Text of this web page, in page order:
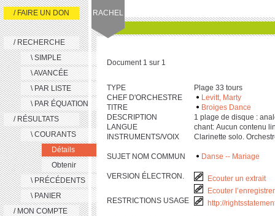
RACHEL
/ FAIRE UN DON
/ RECHERCHE
\ SIMPLE
\ AVANCÉE
\ PAR LISTE
\ PAR ÉQUATION
/ RÉSULTATS
\ COURANTS
Détails
Obtenir
\ PRÉCÉDENTS
\ PANIER
/ MON COMPTE
Document 1 sur 1
TYPE
Plage 33 tours
CHEF D'ORCHESTRE
Levitt, Marty
TITRE
Broiges Dance
DESCRIPTION
‎1 plage de disque :
LANGUE
chant: Aucun contenu
INSTRUMENTS/VOIX
Clarinette solo.
SUJET NOM COMMUN Danse -- Mariage
VERSION ÉLECTRON.
Ecouter un extrait
Ecouter
RESTRICTIONS USAGE
http://